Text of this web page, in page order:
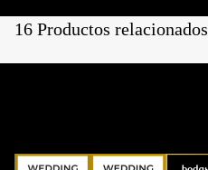
16 Productos relacionados